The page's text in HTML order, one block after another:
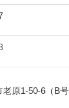
原1-50-6（B号